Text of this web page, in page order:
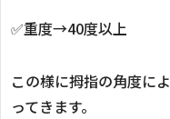
✅重度→40度以上
この様に拇指の角度に
ってきます。